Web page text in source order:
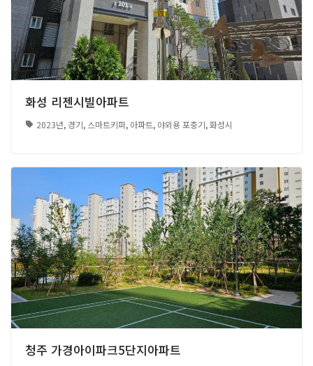
화성 리젠시빌아파트
2023년, 경기, 스마트키퍼, 아파트, 야외용 포충기,화성시
청주 가경아이파크5단지아파트